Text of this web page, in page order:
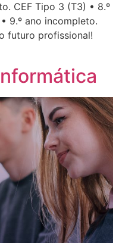
CEF Tipo 3 (T3) • 8.º
9.º ano incompleto.
futuro profissional!